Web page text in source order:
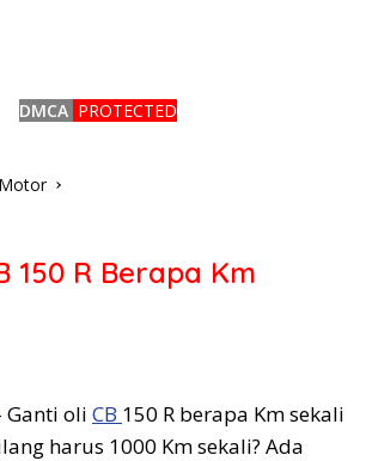
DMCA PROTECTED
150 R Berapa Km
Ganti oli CB 150 R berapa Km sekali
harus 1000 Km sekali? Ada